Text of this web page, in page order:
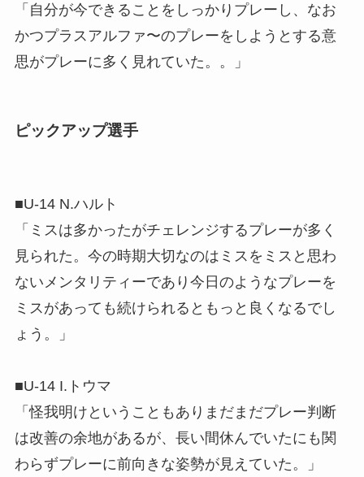
「自分が今できることをしっかりプレーし、なお
かつプラスアルファ〜のプレーをしようとする意
思がプレーに多く見れていた。。」
ピックアップ選手
■U-14 N.ハルト
「ミスは多かったがチェレンジするプレーが多く
見られた。今の時期大切なのはミスをミスと思わ
ないメンタリティーであり今日のようなプレーを
ミスがあっても続けられるともっと良くなるでし
ょう。」
■U-14 I.トウマ
「怪我明けということもありまだまだプレー判断
は改善の余地があるが、長い間休んでいたにも関
わらずプレーに前向きな姿勢が見えていた。」